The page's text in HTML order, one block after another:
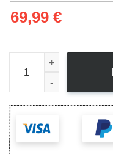
69,99 €
Dragon Ball Z Vegeta